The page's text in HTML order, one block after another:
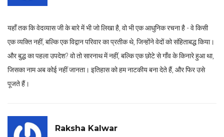
यहाँ तक कि वेदव्यास जी के बारे में भी जो लिखा है, वो भी एक आधुनिक रचना है - वे किसी
एक व्यक्ति नहीं, बल्कि एक विद्वान परिवार का प्रतीक थे, जिन्होंने वेदों को संहिताबद्ध किया।
और बुद्ध का पहला उपदेश? वो तो सारनाथ में नहीं, बल्कि एक छोटे से गाँव के किनारे हुआ था,
जिसका नाम अब कोई नहीं जानता। इतिहास को हम नाटकीय बना देते हैं, और फिर उसे
पूजते हैं।
Raksha Kalwar